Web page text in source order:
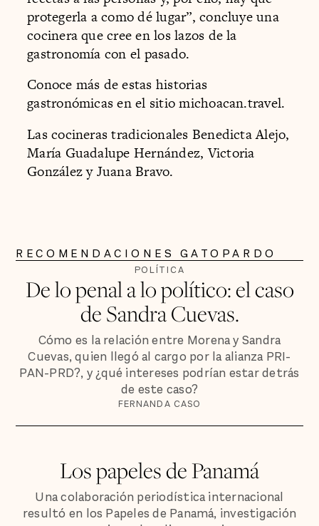
protegerla a como dé lugar”, concluye una
cocinera que cree en los lazos de la
gastronomía con el pasado.
Conoce más de estas historias
gastronómicas en el sitio michoacan.travel.
Las cocineras tradicionales Benedicta Alejo,
María Guadalupe Hernández, Victoria
González y Juana Bravo.
RECOMENDACIONES GATOPARDO
POLÍTICA
De lo penal a lo político: el caso
de Sandra Cuevas.
Cómo es la relación entre Morena y Sandra
Cuevas, quien llegó al cargo por la alianza PRI-
PAN-PRD?, y ¿qué intereses podrían estar detrás
de este caso?
FERNANDA CASO
Los papeles de Panamá
Una colaboración periodística internacional
resultó en los Papeles de Panamá, investigación